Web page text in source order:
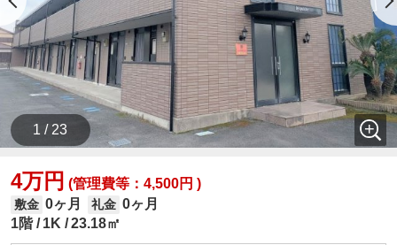
1 / 23
4万円 (管理費等：4,500円 )
敷金 0ヶ月 礼金 0ヶ月
1階
1K 23.18㎡